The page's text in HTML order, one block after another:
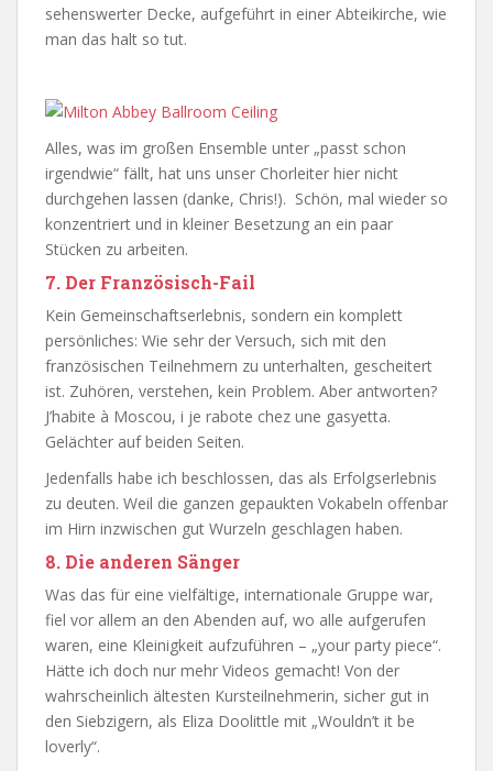
sehenswerter Decke, aufgeführt in einer Abteikirche, wie
man das halt so tut.
Alles, was im großen Ensemble unter „passt schon
irgendwie“ fällt, hat uns unser Chorleiter hier nicht
durchgehen lassen (danke, Chris!). Schön, mal wieder so
konzentriert und in kleiner Besetzung an ein paar
Stücken zu arbeiten.
7. Der Französisch-Fail
Kein Gemeinschaftserlebnis, sondern ein komplett
persönliches: Wie sehr der Versuch, sich mit den
französischen Teilnehmern zu unterhalten, gescheitert
ist. Zuhören, verstehen, kein Problem. Aber antworten?
J’habite à Moscou, i je rabote chez une gasyetta.
Gelächter auf beiden Seiten.
Jedenfalls habe ich beschlossen, das als Erfolgserlebnis
zu deuten. Weil die ganzen gepaukten Vokabeln offenbar
im Hirn inzwischen gut Wurzeln geschlagen haben.
8. Die anderen Sänger
Was das für eine vielfältige, internationale Gruppe war,
fiel vor allem an den Abenden auf, wo alle aufgerufen
waren, eine Kleinigkeit aufzuführen – „your party piece“.
Hätte ich doch nur mehr Videos gemacht! Von der
wahrscheinlich ältesten Kursteilnehmerin, sicher gut in
den Siebzigern, als Eliza Doolittle mit „Wouldn’t it be
loverly“.